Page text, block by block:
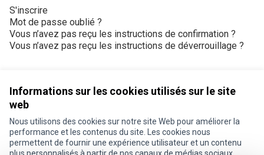
Informations sur les cookies utilisés sur le site
web
Nous utilisons des cookies sur notre site Web pour améliorer la
performance et les contenus du site. Les cookies nous
permettent de fournir une expérience utilisateur et un contenu
S'inscrire
Mot de passe oublié ?
Vous n’avez pas reçu les instructions de confirmation ?
Vous n’avez pas reçu les instructions de déverrouillage ?
Conditions d'utilisation
Paramètres des cookies
Je participe ! sur X
Je participe ! sur Facebook
Je participe ! sur Instagram